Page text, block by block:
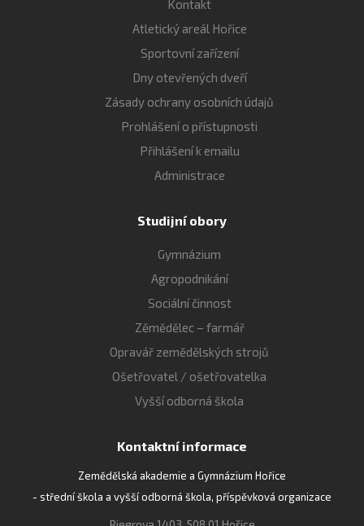
Kontakt
Atletický areál Hořice
Sportovní zařízení
Dny otevřených dveří
Zásady ochrany osobních údajů
Prohlášení o přístupnosti
Přihlášení k emailu
Administrace
Studijní obory
Gymnázium
Agropodnikání
Sociální činnost
Zěmědělec – farmář
Opravář zemědělských strojů
Ošetřovatel / ošetřovatelka
Vyšší odborná škola
Kontaktní informace
Zemědělská akademie a Gymnázium Hořice
- střední škola a vyšší odborná škola, příspěvková organizace